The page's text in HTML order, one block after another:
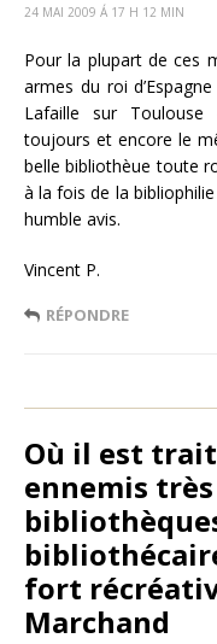
24 MAI 2009 Á 17 H 12 MIN
Pour la plupart de ces
armes du roi
Lafaille sur Toulouse
toujours et encore le
belle bibliothèue toute
à la fois de la
humble avis.
Vincent P.
RÉPONDRE
Où il est
ennemis
fort
Marchand